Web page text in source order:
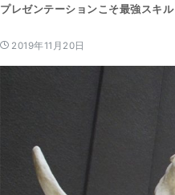
プレゼンテーションこそ最強スキル
2019年11月20日